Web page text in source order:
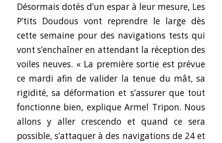
Désormais dotés d’un espar à leur mesure, Les
P’tits Doudous vont reprendre le large dès
cette semaine pour des navigations tests qui
vont s’enchaîner en attendant la réception des
voiles neuves. « La première sortie est prévue
ce mardi afin de valider la tenue du mât, sa
rigidité, sa déformation et s’assurer que tout
fonctionne bien, explique Armel Tripon. Nous
allons y aller crescendo et quand ce sera
possible, s’attaquer à des navigations de 24 et